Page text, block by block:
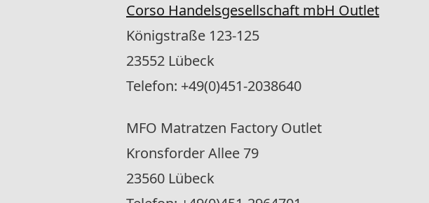
Corso Handelsgesellschaft mbH Outlet
Königstraße 123-125
23552 Lübeck
Telefon: +49(0)451-2038640
MFO Matratzen Factory Outlet
Kronsforder Allee 79
23560 Lübeck